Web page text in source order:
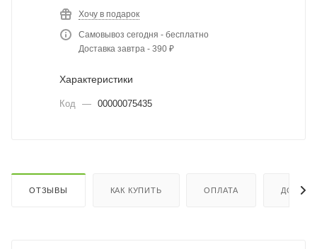
Хочу в подарок
Самовывоз сегодня - бесплатно
Доставка завтра - 390 ₽
Характеристики
Код — 00000075435
ОТЗЫВЫ КАК КУПИТЬ ОПЛАТА